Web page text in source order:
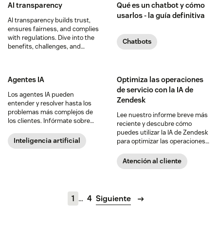
AI transparency
AI transparency builds trust,
ensures fairness, and complies
with regulations. Dive into the
benefits, challenges, and
Qué es un chatbot y cómo
usarlos - la guía definitiva
Chatbots
Agentes IA
Los agentes IA pueden
entender y resolver hasta los
problemas más complejos de
los clientes. Infórmate sobre
del cliente, mejoran la eficiencia
del servicio y aumentan los
Inteligencia artificial
Optimiza las operaciones
de servicio con la IA de
Zendesk
Lee nuestro informe breve más
reciente y descubre cómo
puedes utilizar la IA de Zendesk
para optimizar las operaciones
Atención al cliente
1 … 4 Siguiente